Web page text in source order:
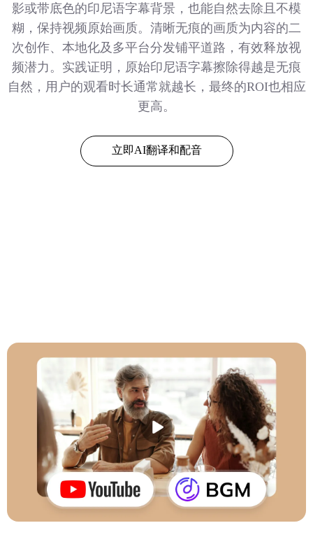
影或带底色的印尼语字幕背景，也能自然去除且不模
糊，保持视频原始画质。清晰无痕的画质为内容的二
次创作、本地化及多平台分发铺平道路，有效释放视
频潜力。实践证明，原始印尼语字幕擦除得越是无痕
自然，用户的观看时长通常就越长，最终的ROI也相应
更高。
立即AI翻译和配音